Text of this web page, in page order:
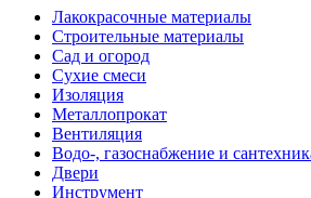
Лакокрасочные материалы
Строительные материалы
Сад и огород
Сухие смеси
Изоляция
Металлопрокат
Вентиляция
Водо-, газоснабжение и
Двери
Инструмент